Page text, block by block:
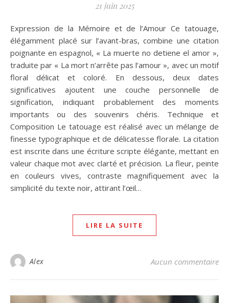
21 juin 2025
Expression de la Mémoire et de l’Amour Ce tatouage,
élégamment placé sur l’avant-bras, combine une citation
poignante en espagnol, « La muerte no detiene el amor »,
traduite par « La mort n’arrête pas l’amour », avec un motif
floral délicat et coloré. En dessous, deux dates
significatives ajoutent une couche personnelle de
signification, indiquant probablement des moments
importants ou des souvenirs chéris. Technique et
Composition Le tatouage est réalisé avec un mélange de
finesse typographique et de délicatesse florale. La citation
est inscrite dans une écriture scripte élégante, mettant en
valeur chaque mot avec clarté et précision. La fleur, peinte
en couleurs vives, contraste magnifiquement avec la
simplicité du texte noir, attirant l’œil…
LIRE LA SUITE
Alex Aucun commentaire